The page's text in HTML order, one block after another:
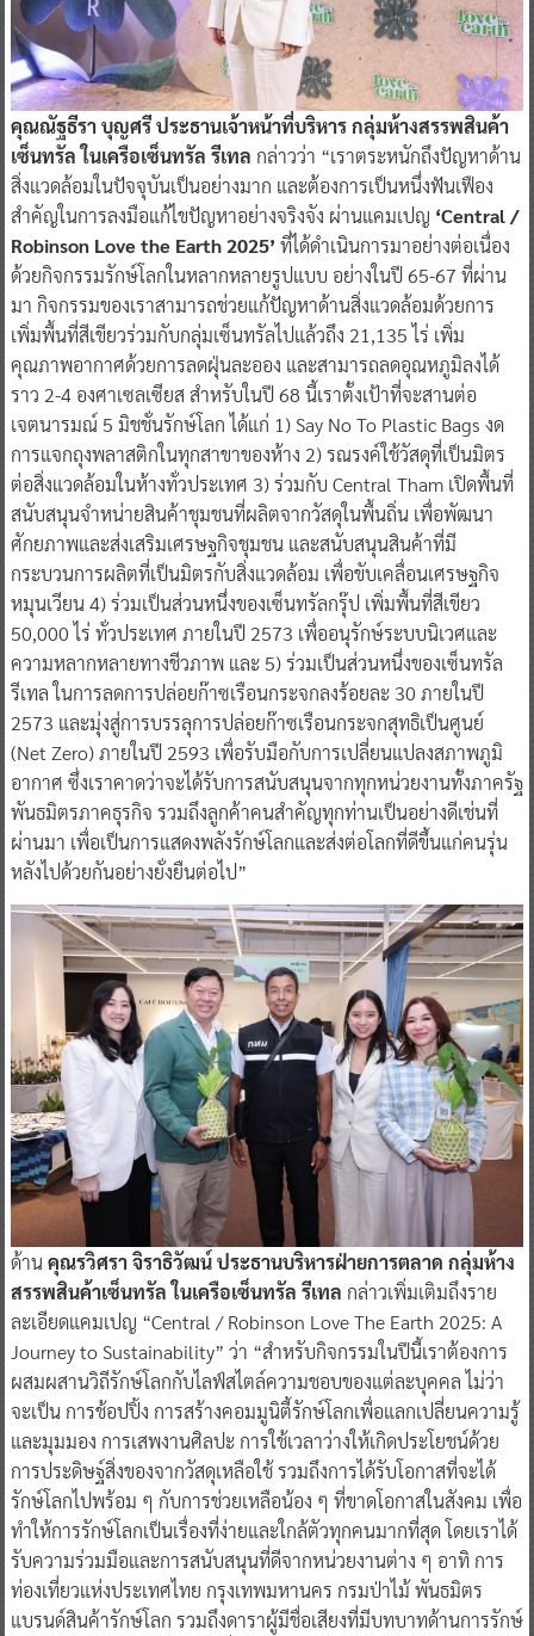
คุณณัฐธีรา บุญศรี ประธานเจ้าหน้าที่บริหาร กลุ่มห้างสรรพสินค้า
เซ็นทรัล ในเครือเซ็นทรัล รีเทล กล่าวว่า “เราตระหนักถึงปัญหาด้าน
สิ่งแวดล้อมในปัจจุบันเป็นอย่างมาก และต้องการเป็นหนึ่งฟันเฟือง
สำคัญในการลงมือแก้ไขปัญหาอย่างจริงจัง ผ่านแคมเปญ ‘Central /
Robinson Love the Earth 2025’ ที่ได้ดำเนินการมาอย่างต่อเนื่อง
ด้วยกิจกรรมรักษ์โลกในหลากหลายรูปแบบ อย่างในปี 65-67 ที่ผ่าน
มา กิจกรรมของเราสามารถช่วยแก้ปัญหาด้านสิ่งแวดล้อมด้วยการ
เพิ่มพื้นที่สีเขียวร่วมกับกลุ่มเซ็นทรัลไปแล้วถึง 21,135 ไร่ เพิ่ม
คุณภาพอากาศด้วยการลดฝุ่นละออง และสามารถลดอุณหภูมิลงได้
ราว 2-4 องศาเซลเซียส สำหรับในปี 68 นี้เราตั้งเป้าที่จะสานต่อ
เจตนารมณ์ 5 มิชชั่นรักษ์โลก ได้แก่ 1) Say No To Plastic Bags งด
การแจกถุงพลาสติกในทุกสาขาของห้าง 2) รณรงค์ใช้วัสดุที่เป็นมิตร
ต่อสิ่งแวดล้อมในห้างทั่วประเทศ 3) ร่วมกับ Central Tham เปิดพื้นที่
สนับสนุนจำหน่ายสินค้าชุมชนที่ผลิตจากวัสดุในพื้นถิ่น เพื่อพัฒนา
ศักยภาพและส่งเสริมเศรษฐกิจชุมชน และสนับสนุนสินค้าที่มี
กระบวนการผลิตที่เป็นมิตรกับสิ่งแวดล้อม เพื่อขับเคลื่อนเศรษฐกิจ
หมุนเวียน 4) ร่วมเป็นส่วนหนึ่งของเซ็นทรัลกรุ๊ป เพิ่มพื้นที่สีเขียว
50,000 ไร่ ทั่วประเทศ ภายในปี 2573 เพื่ออนุรักษ์ระบบนิเวศและ
ความหลากหลายทางชีวภาพ และ 5) ร่วมเป็นส่วนหนึ่งของเซ็นทรัล
รีเทล ในการลดการปล่อยก๊าซเรือนกระจกลงร้อยละ 30 ภายในปี
2573 และมุ่งสู่การบรรลุการปล่อยก๊าซเรือนกระจกสุทธิเป็นศูนย์
(Net Zero) ภายในปี 2593 เพื่อรับมือกับการเปลี่ยนแปลงสภาพภูมิ
อากาศ ซึ่งเราคาดว่าจะได้รับการสนับสนุนจากทุกหน่วยงานทั้งภาครัฐ
พันธมิตรภาคธุรกิจ รวมถึงลูกค้าคนสำคัญทุกท่านเป็นอย่างดีเช่นที่
ผ่านมา เพื่อเป็นการแสดงพลังรักษ์โลกและส่งต่อโลกที่ดีขึ้นแก่คนรุ่น
หลังไปด้วยกันอย่างยั่งยืนต่อไป”
ด้านคุณรวิศรา จิราธิวัฒน์ ประธานบริหารฝ่ายการตลาด กลุ่มห้าง
สรรพสินค้าเซ็นทรัล ในเครือเซ็นทรัล รีเทล กล่าวเพิ่มเติมถึงราย
ละเอียดแคมเปญ “Central / Robinson Love The Earth 2025: A
Journey to Sustainability” ว่า “สำหรับกิจกรรมในปีนี้เราต้องการ
ผสมผสานวิถีรักษ์โลกกับไลฟ์สไตล์ความชอบของแต่ละบุคคล ไม่ว่า
จะเป็น การช้อปปิ้ง การสร้างคอมมูนิตี้รักษ์โลกเพื่อแลกเปลี่ยนความรู้
และมุมมอง การเสพงานศิลปะ การใช้เวลาว่างให้เกิดประโยชน์ด้วย
การประดิษฐ์สิ่งของจากวัสดุเหลือใช้ รวมถึงการได้รับโอกาสที่จะได้
รักษ์โลกไปพร้อม ๆ กับการช่วยเหลือน้อง ๆ ที่ขาดโอกาสในสังคม เพื่อ
ทำให้การรักษ์โลกเป็นเรื่องที่ง่ายและใกล้ตัวทุกคนมากที่สุด โดยเราได้
รับความร่วมมือและการสนับสนุนที่ดีจากหน่วยงานต่าง ๆ อาทิ การ
ท่องเที่ยวแห่งประเทศไทย กรุงเทพมหานคร กรมป่าไม้ พันธมิตร
แบรนด์สินค้ารักษ์โลก รวมถึงดาราผู้มีชื่อเสียงที่มีบทบาทด้านการรักษ์